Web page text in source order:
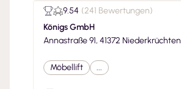
9.54 (241 Bewertungen)
Königs GmbH
Annastraße 91, 41372 Niederkrüchten
Möbellift ...